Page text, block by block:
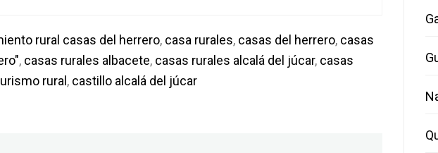
rural casas del herrero, casa rurales, casas del herrero, casas
, casas rurales albacete, casas rurales alcalá del júcar, casas
rural , castillo alcalá del júcar